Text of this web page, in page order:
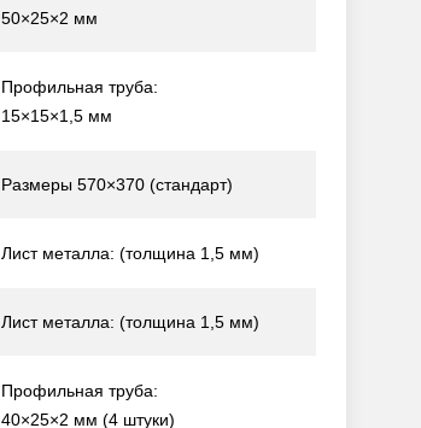
50×25×2 мм
Профильная труба:
15×15×1,5 мм
Размеры 570×370 (стандарт)
Лист металла: (толщина 1,5 мм)
Лист металла: (толщина 1,5 мм)
Профильная труба:
40×25×2 мм (4 штуки)